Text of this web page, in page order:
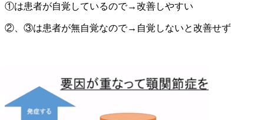
①は患者が自覚しているので→改善しやすい
②、③は患者が無自覚なので→自覚しないと改善せず